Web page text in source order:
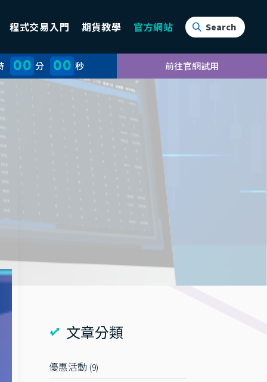
程式交易入門 期貨教學 官方網站
前往官網試用
00 分 00 秒
文章分類
優惠活動 9